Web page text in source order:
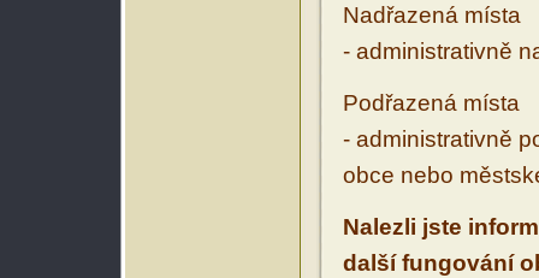
Nadřazená místa
- administrativně
Podřazená místa
- administrativně
obce nebo
Nalezli jste
další fungování